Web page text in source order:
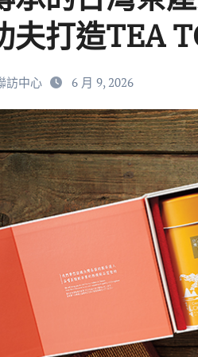
夫打造TEA
訪中心 6 月 9, 2026